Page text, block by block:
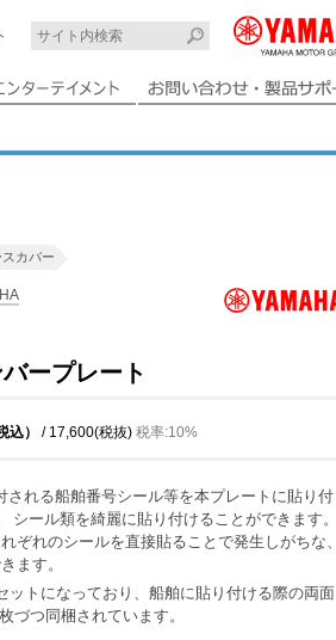
カバー
ープレート
込） / 17,600(税抜) 税率:10%
される船舶番号シール等を本プレートに貼り付
シール類を綺麗に貼り付けることができます。
ぞれのシールを直接貼ることで発生しがちな、
ます。
ットになっており、船舶に貼り付ける際の両面
づつ同梱されています。